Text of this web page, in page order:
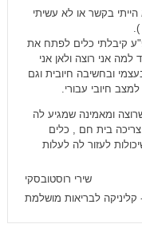
בקשר או לא עשיתי
קיבלתי כלים לפתח את
למה אני רוצה ולאן אני
ובחשיבה חיובית וגם
חיובי עבורי.
ומאמינה שמגיע לה
בית חם , כלים
לעזור לה לעלות
שירי רוסטובסקי